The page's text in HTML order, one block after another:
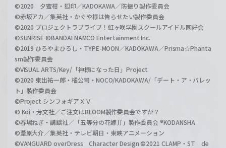
©2020 夕蜜柑・狐印／KADOKAWA／防振り製作委員会
©赤坂アカ／集英社・かぐや様は告らせたい製作委員会
©2020 プロジェクトラブライブ！虹ヶ咲学園スクールアイドル同好会
©SUNRISE ©BANDAI NAMCO Entertainment Inc.
©2019 ひろやまひろし・TYPE-MOON／KADOKAWA／Prisma☆Phanta
sm製作委員会
©VISUAL ARTS/Key/「神様になった日」Project
©2020 東出祐一郎・橘公司・NOCO/KADOKAWA/「デート・ア・バレッ
ト」製作委員会
©Project シンフォギアＸＶ
© Koi・芳文社／ご注文はBLOOM製作委員会ですか？
©春場ねぎ・講談社／「五等分の花嫁∬」製作委員会 ®KODANSHA
©葦原大介／集英社・テレビ朝日・東映アニメーション
©VANGUARD overDress Character Design ©2021 CLAMP・ST de